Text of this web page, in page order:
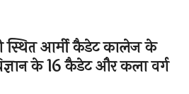
t
o
n
स्थित आर्मी कैडेट कालेज के
के 16 कैडेट और कला वर्ग